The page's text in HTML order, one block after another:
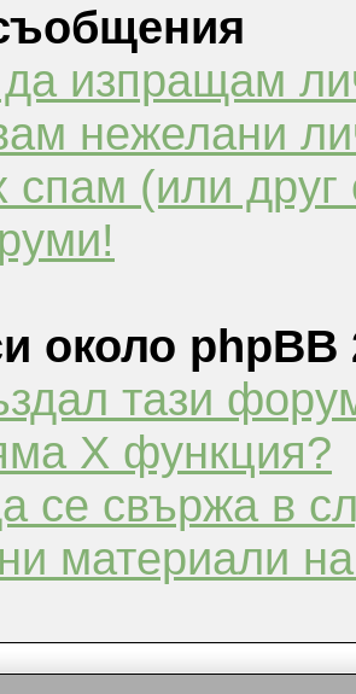
да изпращам
нежелани
спам (или
около phpBB
тази
X функция?
се свържа в
материали